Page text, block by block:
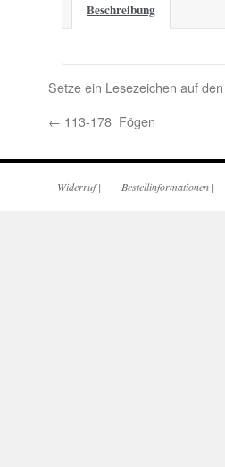
Beschreibung
Setze ein Lesezeichen auf
← 113-178_Fögen
Widerruf| Bestellinformationen |